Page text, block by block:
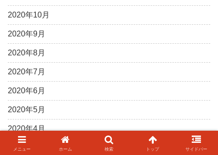
2020年10月
2020年9月
2020年8月
2020年7月
2020年6月
2020年5月
2020年4月
2020年3月
メニュー ホーム 検索 トップ サイドバー